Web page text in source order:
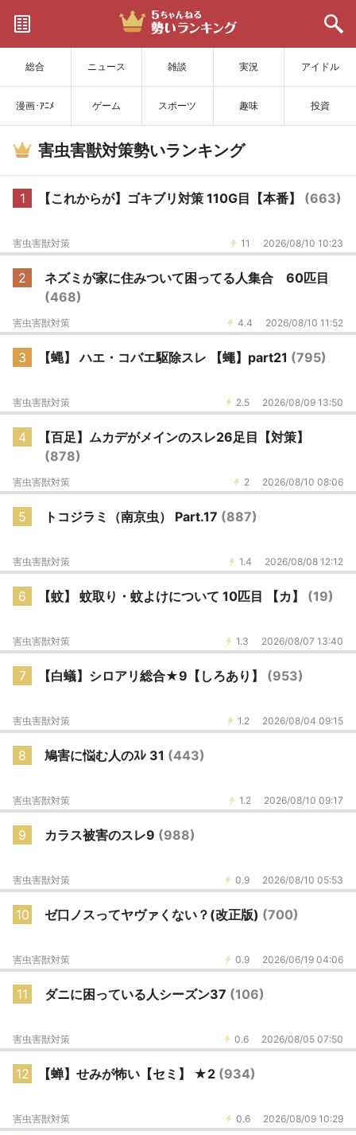
総合 ニュース 雑談 実況 アイドル
漫画･ｱﾆﾒ ゲーム スポーツ 趣味 投資
サイトを更新
害虫害獣対策勢いランキング
1 【これからが】ゴキブリ対策 110G目【本番】 (663)
11 2026/08/10 10:23
害虫害獣対策
2
ネズミが家に住みついて困ってる人集合 60匹目
(468)
4.4 2026/08/10 11:52
害虫害獣対策
3 【蝿】 ハエ・コバエ駆除スレ 【蠅】part21 (795)
2.5 2026/08/09 13:50
害虫害獣対策
4
【百足】ムカデがメインのスレ26足目【対策】
(878)
2 2026/08/10 08:06
害虫害獣対策
5 トコジラミ（南京虫） Part.17 (887)
1.4 2026/08/08 12:12
害虫害獣対策
6 【蚊】 蚊取り・蚊よけについて 10匹目 【カ】 (19)
1.3 2026/08/07 13:40
害虫害獣対策
7 【白蟻】シロアリ総合★9【しろあり】 (953)
1.2 2026/08/04 09:15
害虫害獣対策
8 鳩害に悩む人のｽﾚ 31 (443)
1.2 2026/08/10 09:17
害虫害獣対策
9 カラス被害のスレ9 (988)
0.9 2026/08/10 05:53
害虫害獣対策
10 ゼ口ノスってヤヴァくない？(改正版) (700)
0.9 2026/06/19 04:06
害虫害獣対策
11 ダニに困っている人シーズン37 (106)
0.6 2026/08/05 07:50
害虫害獣対策
12 【蝉】せみが怖い【セミ】 ★2 (934)
0.6 2026/08/09 10:29
害虫害獣対策